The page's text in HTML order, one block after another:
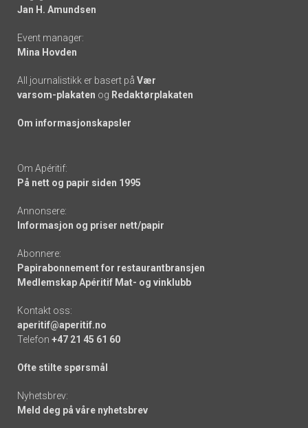
Jan H. Amundsen
Event manager:
Mina Hovden
All journalistikk er basert på Vær
varsom-plakaten og Redaktørplakaten
Om informasjonskapsler
Om Apéritif:
På nett og papir siden 1995
Annonsere:
Informasjon og priser nett/papir
Abonnere:
Papirabonnement for restaurantbransjen
Medlemskap Apéritif Mat- og vinklubb
Kontakt oss:
aperitif@aperitif.no
Telefon +47 21 45 61 60
Ofte stilte spørsmål
Nyhetsbrev:
Meld deg på våre nyhetsbrev